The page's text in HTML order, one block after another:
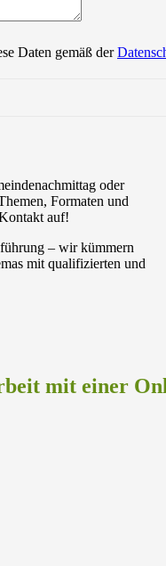
Daten gemäß der
oder
Formaten und
auf!
– wir kümmern
mit qualifizierten und
mit einer